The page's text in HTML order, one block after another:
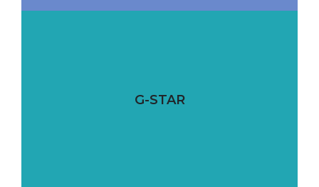
G-STAR